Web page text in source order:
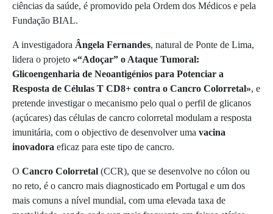
ciências da saúde, é promovido pela Ordem dos Médicos e pela
Fundação BIAL.
A investigadora Ângela Fernandes, natural de Ponte de Lima,
lidera o projeto «“Adoçar” o Ataque Tumoral:
Glicoengenharia de Neoantigénios para Potenciar a
Resposta de Células T CD8+ contra o Cancro Colorretal», e
pretende investigar o mecanismo pelo qual o perfil de glicanos
(açúcares) das células de cancro colorretal modulam a resposta
imunitária, com o objectivo de desenvolver uma vacina
inovadora eficaz para este tipo de cancro.
O Cancro Colorretal (CCR), que se desenvolve no cólon ou
no reto, é o cancro mais diagnosticado em Portugal e um dos
mais comuns a nível mundial, com uma elevada taxa de